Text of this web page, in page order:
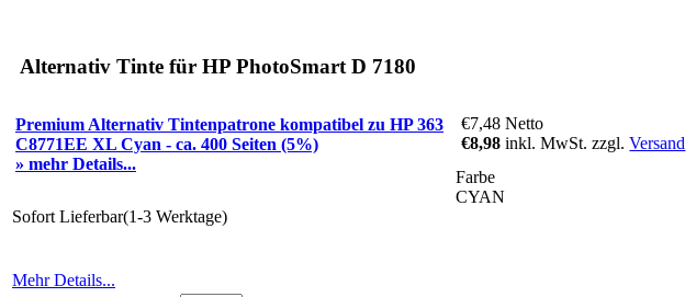
Alternativ Tinte für HP PhotoSmart D 7180
Premium Alternativ Tintenpatrone kompatibel zu HP 363
C8771EE XL Cyan - ca. 400 Seiten (5%)
» mehr Details...
€7,48Netto
€8,98inkl. MwSt. zzgl.Versand
Farbe
CYAN
Sofort Lieferbar(1-3 Werktage)
Mehr Details...